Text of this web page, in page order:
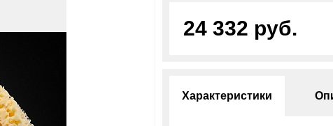
24 332 руб.
Характеристики